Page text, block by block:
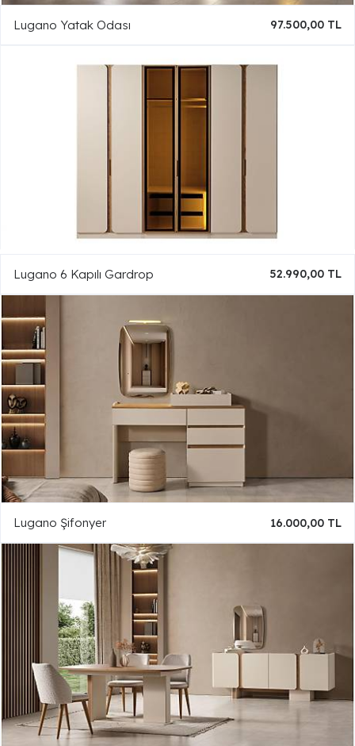
Lugano Yatak Odası 97.500,00 TL
Lugano 6 Kapılı Gardrop 52.990,00 TL
Lugano Şifonyer 16.000,00 TL